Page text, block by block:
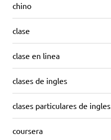
chino
clase
clase en linea
clases de ingles
clases particulares de ingles
coursera